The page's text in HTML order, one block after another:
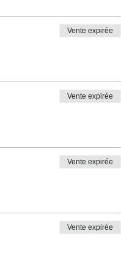
Vente expirée
Vente expirée
Vente expirée
Vente expirée